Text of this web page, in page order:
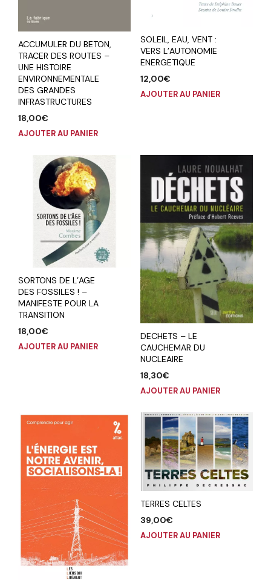
ACCUMULER DU BETON,
TRACER DES ROUTES –
UNE HISTOIRE
ENVIRONNEMENTALE
DES GRANDES
INFRASTRUCTURES
18,00€
AJOUTER AU PANIER
SOLEIL, EAU, VENT :
VERS L’AUTONOMIE
ENERGETIQUE
12,00€
AJOUTER AU PANIER
SORTONS DE L’AGE
DES FOSSILES ! –
MANIFESTE POUR LA
TRANSITION
18,00€
AJOUTER AU PANIER
DECHETS – LE
CAUCHEMAR DU
NUCLEAIRE
18,30€
AJOUTER AU PANIER
TERRES CELTES
39,00€
AJOUTER AU PANIER